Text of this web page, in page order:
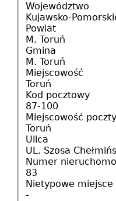
Województwo
Kujawsko-
Powiat
M. Toruń
Gmina
M. Toruń
Miejscowość
Toruń
Kod pocztowy
87-100
Miejscowość poczty
Toruń
Ulica
UL. Szosa
Numer
83
Nietypowe miejsce
-